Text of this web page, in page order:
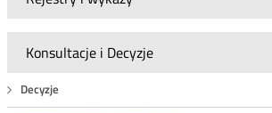
Konsultacje i Decyzje
Decyzje